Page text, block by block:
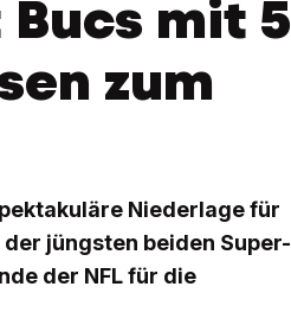
mit 5
zum
Niederlage für
jüngsten beiden Super-
der NFL für die